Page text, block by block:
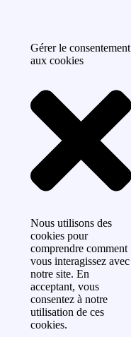
Gérer le consentement
aux cookies
Nous utilisons des
cookies pour
comprendre comment
vous interagissez avec
notre site. En
acceptant, vous
consentez à notre
utilisation de ces
cookies.